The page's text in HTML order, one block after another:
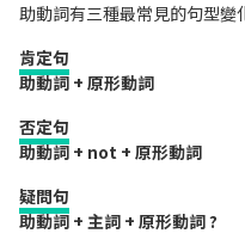
助動詞有三種最常見的句型變
肯定句
助動詞 + 原形動詞
否定句
助動詞 + not + 原形動詞
疑問句
助動詞 + 主詞 + 原形動詞 ?